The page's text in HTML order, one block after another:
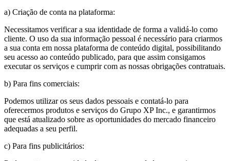
a) Criação de conta na plataforma:
Necessitamos verificar a sua identidade de forma a validá-lo como
cliente. O uso da sua informação pessoal é necessário para criarmos
a sua conta em nossa plataforma de conteúdo digital, possibilitando
seu acesso ao conteúdo publicado, para que assim consigamos
executar os serviços e cumprir com as nossas obrigações contratuais.
b) Para fins comerciais:
Podemos utilizar os seus dados pessoais e contatá-lo para
oferecermos produtos e serviços do Grupo XP Inc., e garantirmos
que está atualizado sobre as oportunidades do mercado financeiro
adequadas a seu perfil.
c) Para fins publicitários: